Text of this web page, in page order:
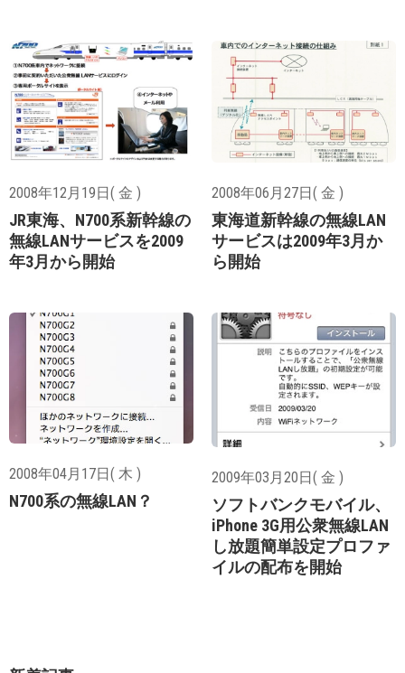
2008年12月19日( 金 )
JR東海、N700系新幹線の
無線LANサービスを2009
年3月から開始
2008年06月27日( 金 )
東海道新幹線の無線LAN
サービスは2009年3月か
ら開始
2008年04月17日( 木 )
N700系の無線LAN？
2009年03月20日( 金 )
ソフトバンクモバイル、
iPhone 3G用公衆無線LAN
し放題簡単設定プロファ
イルの配布を開始